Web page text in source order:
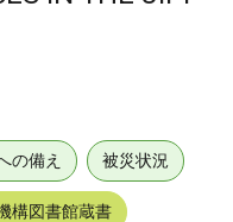
の備え 被災状況
構図書館蔵書